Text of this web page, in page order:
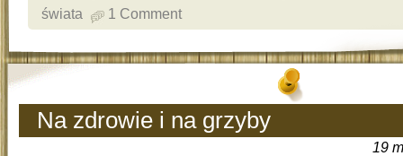
świata
1 Comment
Na zdrowie i na grzyby
19